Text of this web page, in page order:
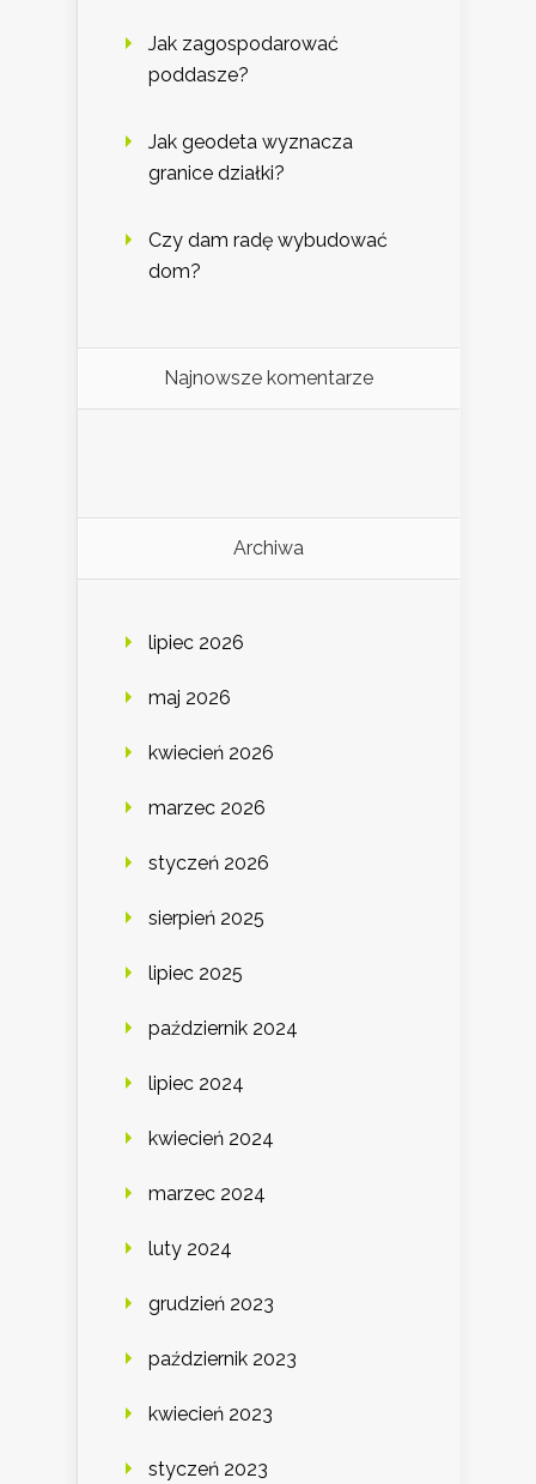
Jak zagospodarować
poddasze?
Jak geodeta wyznacza
granice działki?
Czy dam radę wybudować
dom?
Najnowsze komentarze
Archiwa
lipiec 2026
maj 2026
kwiecień 2026
marzec 2026
styczeń 2026
sierpień 2025
lipiec 2025
październik 2024
lipiec 2024
kwiecień 2024
marzec 2024
luty 2024
grudzień 2023
październik 2023
kwiecień 2023
styczeń 2023